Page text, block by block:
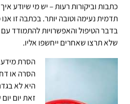
כתבות וביקורות רעות – יש מי שיודע
תדמית נעימה וטובה יותר. בכתבה זו
בדבר הטיפול והאפשרויות להתמודד
שלא תרצו שאחרים ייחשפו אליו.
הסרת מידע
הסרה או
היא לא
זאת יום